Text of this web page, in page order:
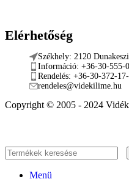
Elérhetőség
Székhely: 2120
Információ: +36-30-555-
Rendelés: +36-30-372-
rendeles@videkilime.hu
Copyright © 2005 - 2024
Menü